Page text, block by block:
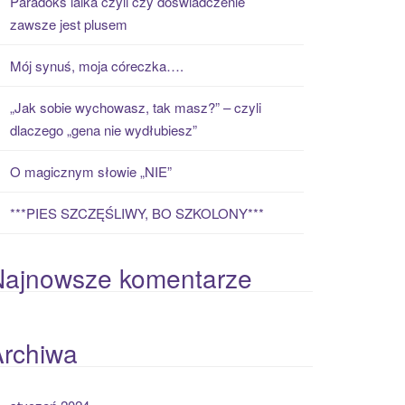
zawsze jest plusem
Mój synuś, moja córeczka….
„Jak sobie wychowasz, tak masz?” – czyli
dlaczego „gena nie wydłubiesz”
O magicznym słowie „NIE”
***PIES SZCZĘŚLIWY, BO SZKOLONY***
komentarze